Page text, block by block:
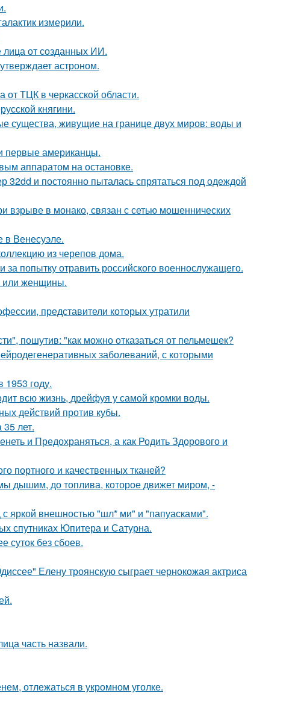
измерили.
лица от созданных ИИ.
астроном.
от ТЦК в черкасской области.
княгини.
существа, живущие на границе двух миров: воды и
первые американцы.
аппаратом на остановке.
32dd и постоянно пыталась спрятаться под одеждой
взрыве в монако, связан с сетью мошеннических
в Венесуэле.
из черепов дома.
попытку отравить российского военнослужащего.
или женщины.
представители которых утратили
пошутив: "как можно отказаться от пельмешек?
заболеваний, с которыми
1953 году.
всю жизнь, дрейфуя у самой кромки воды.
действий против кубы.
лет.
и Предохраняться, а как Родить Здорового и
портного и качественных тканей?
дышим, до топлива, которое движет миром, -
яркой внешностью "шл* ми" и "папуасками".
спутниках Юпитера и Сатурна.
суток без сбоев.
Елену троянскую сыграет чернокожая актриса
часть назвали.
отлежаться в укромном уголке.